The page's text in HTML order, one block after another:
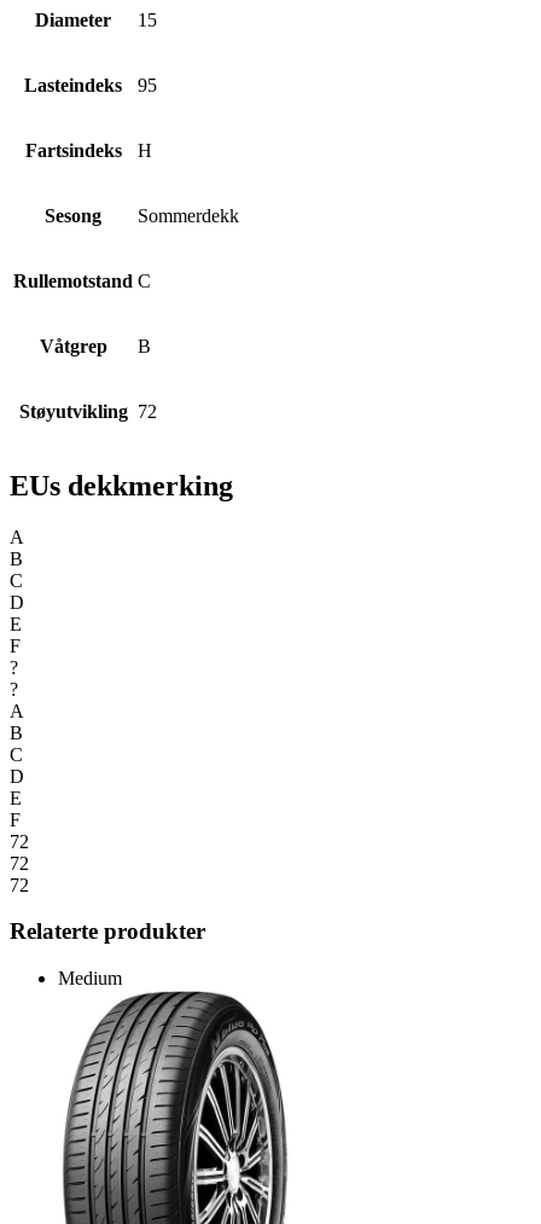
Diameter 15
Lasteindeks 95
Fartsindeks H
Sesong Sommerdekk
Rullemotstand C
Våtgrep B
Støyutvikling 72
EUs dekkmerking
A
B
C
D
E
F
?
?
A
B
C
D
E
F
72
72
72
Relaterte produkter
Medium